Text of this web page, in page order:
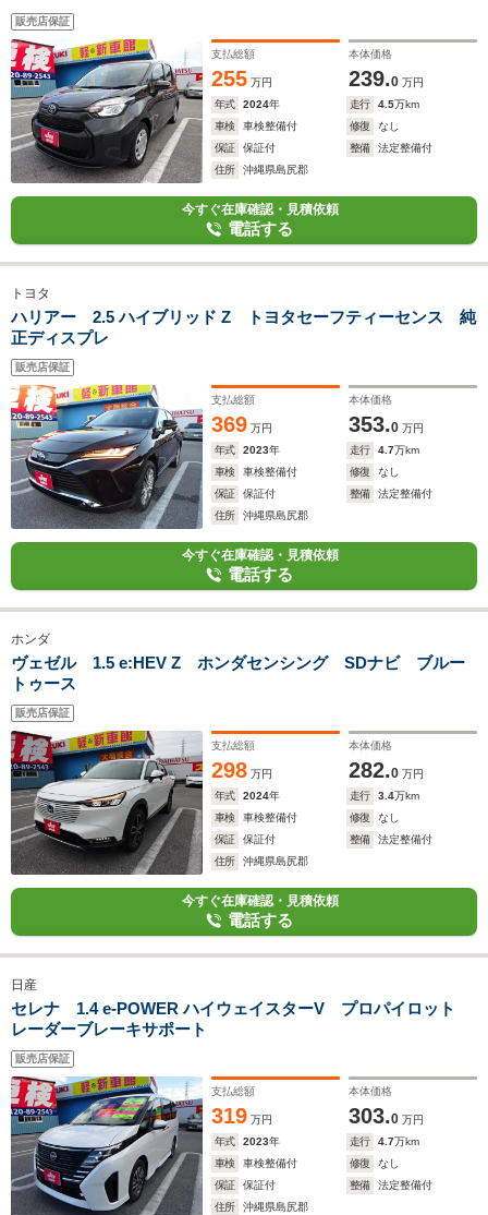
販売店保証
支払総額
255 万円
本体価格
239.0 万円
年式
2024年 走行 4.5万km
車検
車検整備付 修復
なし
保証
保証付 整備
法定整備付
住所
沖縄県島尻郡
今すぐ在庫確認・見積依頼
電話する
トヨタ
ハリアー 2.5 ハイブリッド Z トヨタセーフティーセンス 純
正ディスプレ
販売店保証
支払総額
369 万円
本体価格
353.0 万円
年式
2023年 走行 4.7万km
車検
車検整備付 修復
なし
保証
保証付 整備
法定整備付
住所
沖縄県島尻郡
今すぐ在庫確認・見積依頼
電話する
ホンダ
ヴェゼル 1.5 e:HEV Z ホンダセンシング SDナビ ブルー
トゥース
販売店保証
支払総額
298 万円
本体価格
282.0 万円
年式
2024年 走行 3.4万km
車検
車検整備付 修復
なし
保証
保証付 整備
法定整備付
住所
沖縄県島尻郡
今すぐ在庫確認・見積依頼
電話する
日産
セレナ 1.4 e-POWER ハイウェイスターV プロパイロット
レーダーブレーキサポート
販売店保証
支払総額
319 万円
本体価格
303.0 万円
年式
2023年 走行 4.7万km
車検
車検整備付 修復
なし
保証
保証付 整備
法定整備付
住所
沖縄県島尻郡